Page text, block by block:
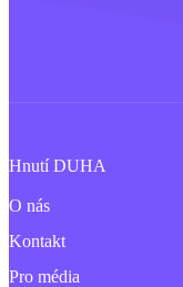
Hnutí DUHA
O nás
Kontakt
Pro média